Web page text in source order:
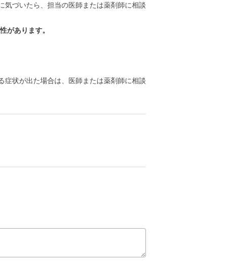
気づいたら、担当の医師または薬剤師に相談
があります。
症状が出た場合は、医師または薬剤師に相談